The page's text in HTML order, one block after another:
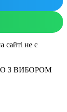
сайті не є
З ВИБОРОМ